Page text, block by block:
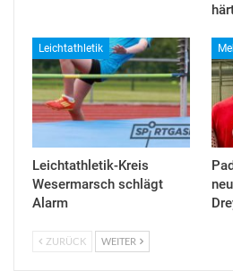
Leichtathletik
Leichtathletik-Kreis
Wesermarsch schlägt
Alarm
ZURÜCK WEITER